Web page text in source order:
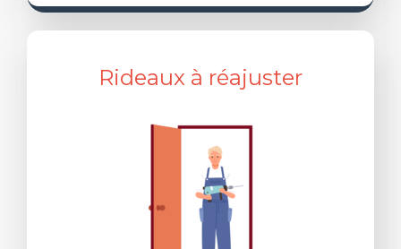
Rideaux à réajuster